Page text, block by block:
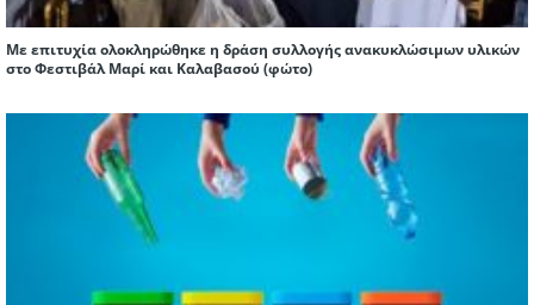
Με επιτυχία ολοκληρώθηκε η δράση συλλογής ανακυκλώσιμων υλικών
στο Φεστιβάλ Μαρί και Καλαβασού (φώτο)